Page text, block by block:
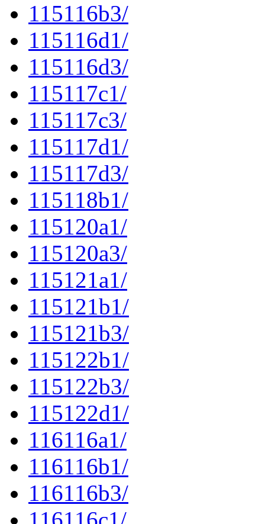
115116b3/
115116d1/
115116d3/
115117c1/
115117c3/
115117d1/
115117d3/
115118b1/
115120a1/
115120a3/
115121a1/
115121b1/
115121b3/
115122b1/
115122b3/
115122d1/
116116a1/
116116b1/
116116b3/